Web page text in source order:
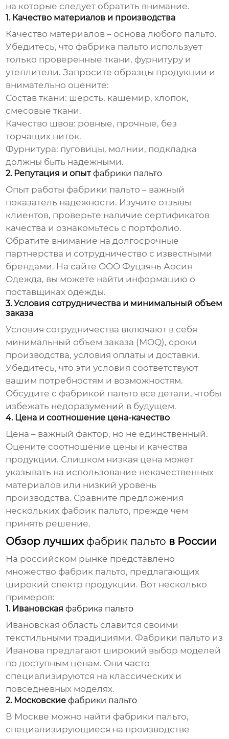
на которые следует обратить внимание.
1. Качество материалов и производства
Качество материалов – основа любого пальто.
Убедитесь, что фабрика пальто использует
только проверенные ткани, фурнитуру и
утеплители. Запросите образцы продукции и
внимательно оцените:
Состав ткани: шерсть, кашемир, хлопок,
смесовые ткани.
Качество швов: ровные, прочные, без
торчащих ниток.
Фурнитура: пуговицы, молнии, подкладка
должны быть надежными.
2. Репутация и опытфабрики пальто
Опыт работы фабрики пальто – важный
показатель надежности. Изучите отзывы
клиентов, проверьте наличие сертификатов
качества и ознакомьтесь с портфолио.
Обратите внимание на долгосрочные
партнерства и сотрудничество с известными
брендами. На сайте ООО Фуцзянь Аосин
Одежда, вы можете найти информацию о
поставщиках одежды.
3. Условия сотрудничества и минимальный объем
заказа
Условия сотрудничества включают в себя
минимальный объем заказа (MOQ), сроки
производства, условия оплаты и доставки.
Убедитесь, что эти условия соответствуют
вашим потребностям и возможностям.
Обсудите с фабрикой пальто все детали, чтобы
избежать недоразумений в будущем.
4. Цена и соотношение цена-качество
Цена – важный фактор, но не единственный.
Оцените соотношение цены и качества
продукции. Слишком низкая цена может
указывать на использование некачественных
материалов или низкий уровень
производства. Сравните предложения
нескольких фабрик пальто, прежде чем
принять решение.
Обзор лучших фабрик пальто в России
На российском рынке представлено
множество фабрик пальто, предлагающих
широкий спектр продукции. Вот несколько
примеров:
1. Ивановскаяфабрика пальто
Ивановская область славится своими
текстильными традициями. Фабрики пальто из
Иванова предлагают широкий выбор моделей
по доступным ценам. Они часто
специализируются на классических и
повседневных моделях.
2. Московскиефабрики пальто
В Москве можно найти фабрики пальто,
специализирующиеся на производстве